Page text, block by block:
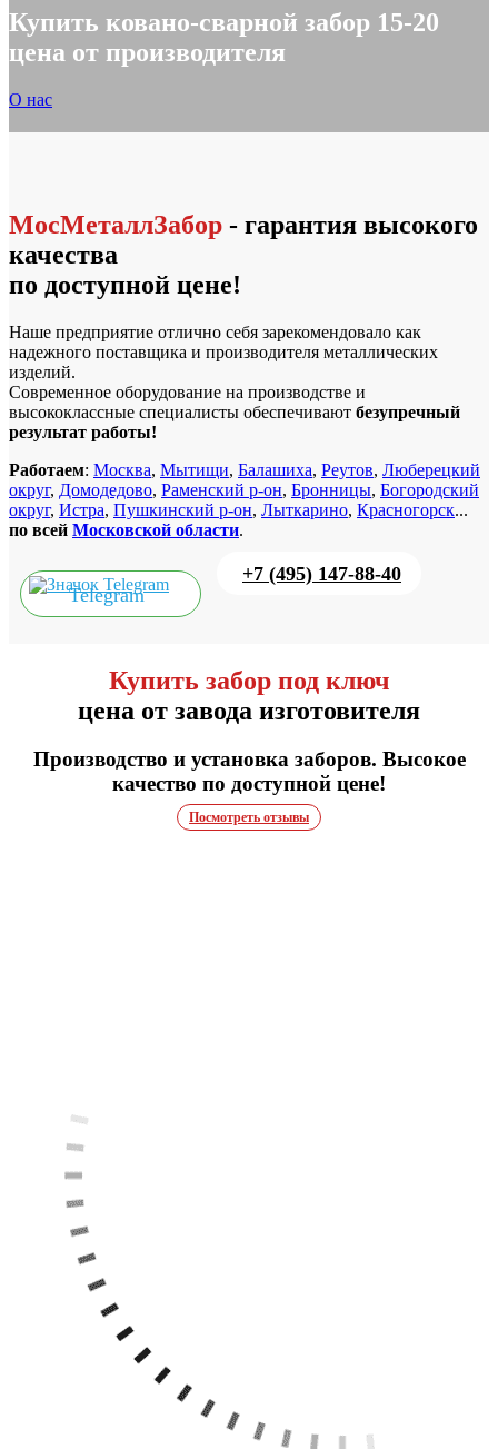
Купить ковано-сварной забор 15-20
цена от производителя
О нас
МосМеталлЗабор - гарантия высокого
качества
по доступной цене!
Наше предприятие отлично себя зарекомендовало как
надежного поставщика и производителя металлических
изделий.
Современное оборудование на производстве и
высококлассные специалисты обеспечивают безупречный
результат работы!
Работаем: Москва, Мытищи, Балашиха, Реутов, Люберецкий
округ, Домодедово, Раменский р-он, Бронницы, Богородский
округ, Истра, Пушкинский р-он, Лыткарино, Красногорск...
по всей Московской области.
Telegram
+7 (495) 147-88-40
Купить забор под ключ
цена от завода изготовителя
Производство и установка заборов. Высокое
качество по доступной цене!
Посмотреть отзывы